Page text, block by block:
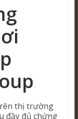
thị trường
đầy đủ chứng